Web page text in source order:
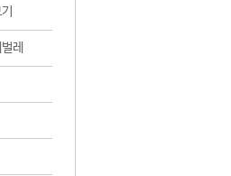
레